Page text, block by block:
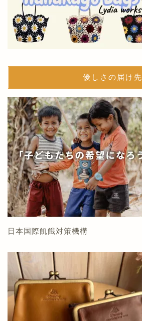
優しさの届け先
日本国際飢餓対策機構